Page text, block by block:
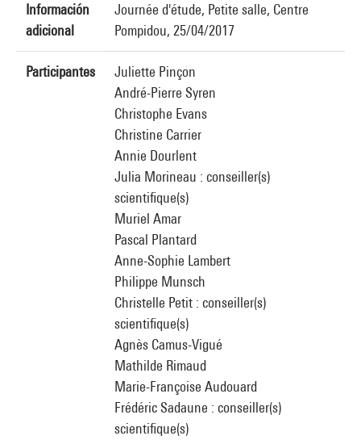
Información
adicional
Journée d'étude, Petite salle, Centre
Pompidou, 25/04/2017
Participantes
Juliette Pinçon
André-Pierre Syren
Christophe Evans
Christine Carrier
Annie Dourlent
Julia Morineau : conseiller(s)
scientifique(s)
Muriel Amar
Pascal Plantard
Anne-Sophie Lambert
Philippe Munsch
Christelle Petit : conseiller(s)
scientifique(s)
Agnès Camus-Vigué
Mathilde Rimaud
Marie-Françoise Audouard
Frédéric Sadaune : conseiller(s)
scientifique(s)